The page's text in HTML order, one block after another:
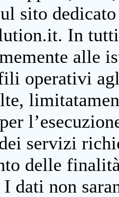
sito
In
alle
operativi
servizi
delle
dati non